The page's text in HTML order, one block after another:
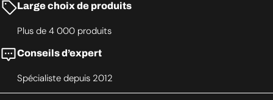
Large choix de produits
Plus de 4 000 produits
Conseils d’expert
Spécialiste depuis 2012